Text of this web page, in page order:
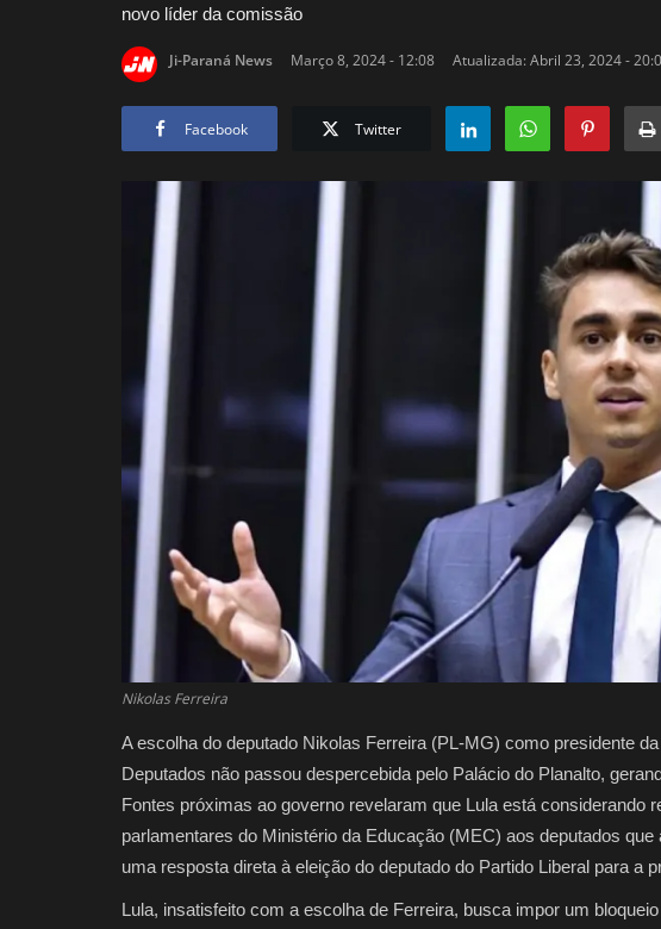
novo líder da comissão
Ji-Paraná News Março 8, 2024 - 12:08 Atualizada: Abril 23, 2024 -
Facebook Twitter
Nikolas Ferreira
A escolha do deputado Nikolas Ferreira (PL-MG) como presidente
Deputados não passou despercebida pelo Palácio do Planalto,
Fontes próximas ao governo revelaram que Lula está considerando
parlamentares do Ministério da Educação (MEC) aos deputados
uma resposta direta à eleição do deputado do Partido Liberal para a
Lula, insatisfeito com a escolha de Ferreira, busca impor um